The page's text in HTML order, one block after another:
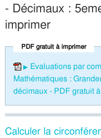
- Décimaux :
imprimer
PDF gratuit à imprimer
Evaluations par
Mathématiques :
décimaux - PDF gratuit
Calculer la